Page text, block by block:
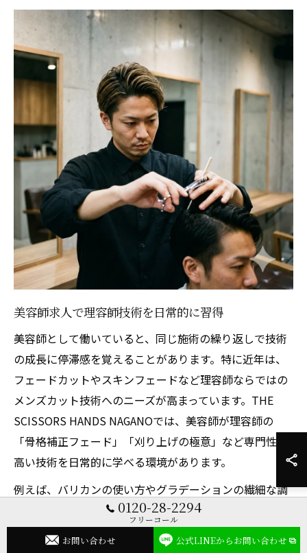
美容師求人で理容師技術を日常的に習得
美容師として働いていると、同じ施術の繰り返しで技術
の成長に停滞感を覚えることがあります。特に近年は、
フェードカットやスキンフェードなど理容師ならではの
メンズカット技術へのニーズが高まっています。THE
SCISSORS HANDS NAGANOでは、美容師が理容師の
「骨格補正フェード」「刈り上げの極意」など専門性の
高い技術を日常的に学べる環境があります。
例えば、バリカンの使い方やグラデーションの繊細な調
整など、現場で即実践できるテクニックを理容師から直
接吸収できます。これは、ただ技術を真似るのではな
0120-28-2294
フリーコール
お問い合わせ 公式LINEからお問い合わせ